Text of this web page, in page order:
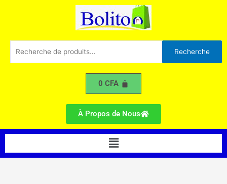
pour :
Recherche
0CFA
À Propos de Nous
Menu